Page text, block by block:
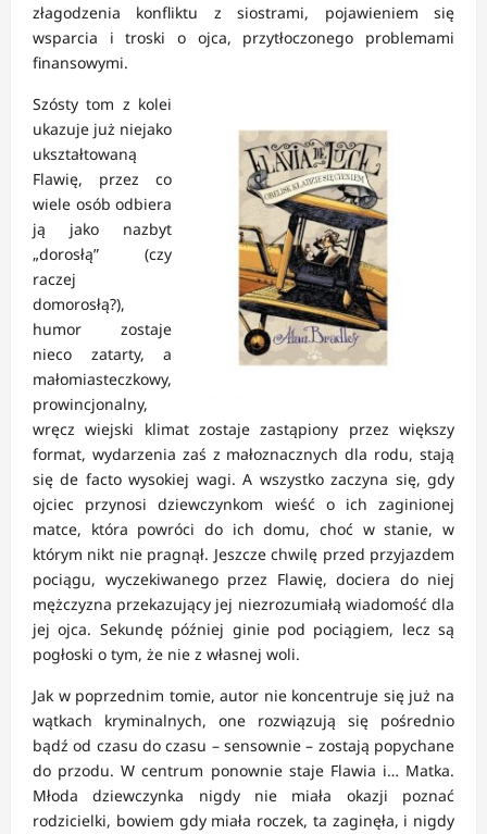
złagodzenia konfliktu z siostrami, pojawieniem się
wsparcia i troski o ojca, przytłoczonego problemami
finansowymi.
Szósty tom z kolei
ukazuje już niejako
ukształtowaną
Flawię, przez co
wiele osób odbiera
ją jako nazbyt
„dorosłą” (czy
raczej
domorosłą?),
humor zostaje
nieco zatarty, a
małomiasteczkowy,
prowincjonalny,
wręcz wiejski klimat zostaje zastąpiony przez większy
format, wydarzenia zaś z małoznacznych dla rodu, stają
się de facto wysokiej wagi. A wszystko zaczyna się, gdy
ojciec przynosi dziewczynkom wieść o ich zaginionej
matce, która powróci do ich domu, choć w stanie, w
którym nikt nie pragnął. Jeszcze chwilę przed przyjazdem
pociągu, wyczekiwanego przez Flawię, dociera do niej
mężczyzna przekazujący jej niezrozumiałą wiadomość dla
jej ojca. Sekundę później ginie pod pociągiem, lecz są
pogłoski o tym, że nie z własnej woli.
Jak w poprzednim tomie, autor nie koncentruje się już na
wątkach kryminalnych, one rozwiązują się pośrednio
bądź od czasu do czasu – sensownie – zostają popychane
do przodu. W centrum ponownie staje Flawia i… Matka.
Młoda dziewczynka nigdy nie miała okazji poznać
rodzicielki, bowiem gdy miała roczek, ta zaginęła, i nigdy